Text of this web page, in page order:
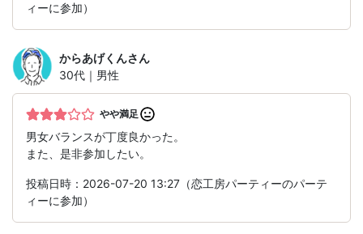
ィーに参加）
からあげくんさん
30代｜男性
やや満足
男女バランスが丁度良かった。
また、是非参加したい。
投稿日時：2026-07-20 13:27（恋工房パーティーのパーテ
ィーに参加）